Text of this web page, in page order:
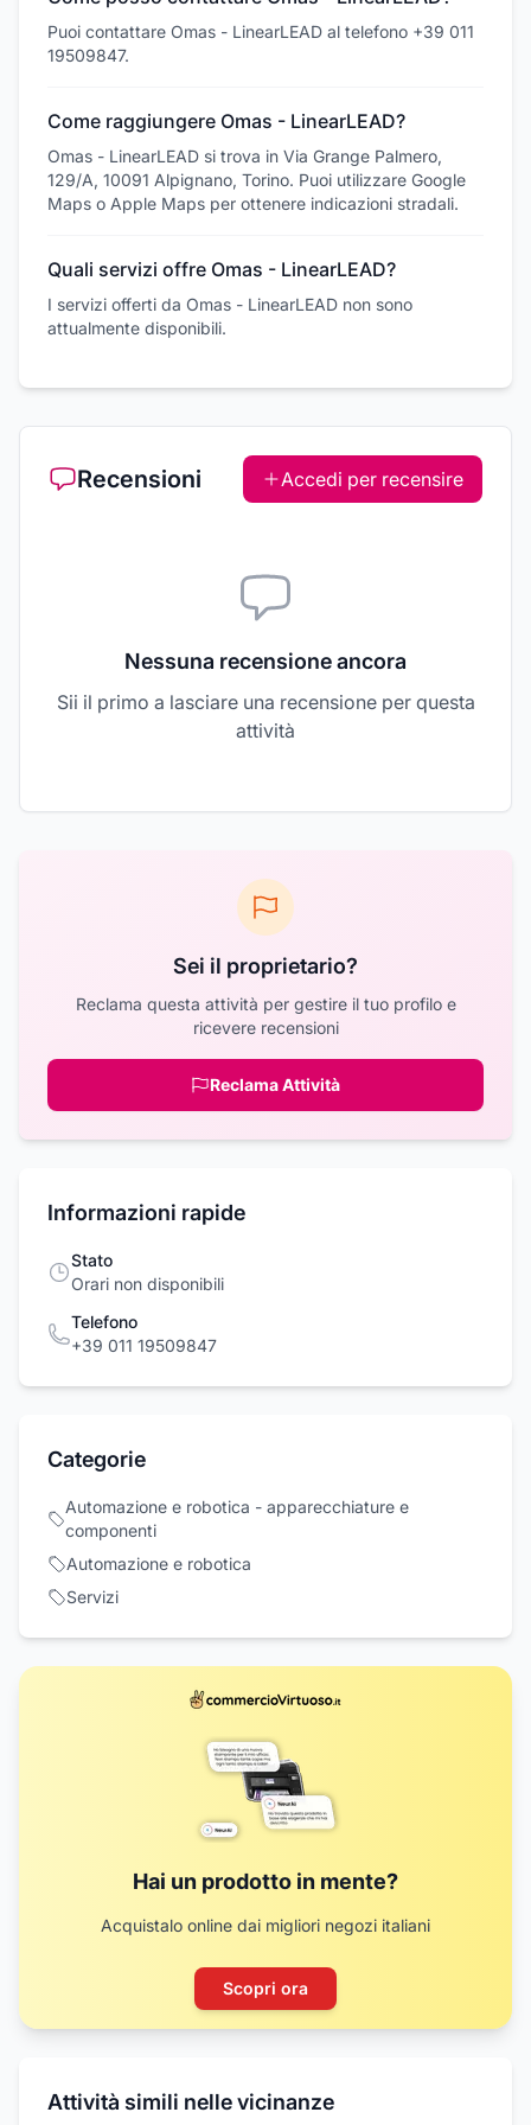
Puoi contattare Omas - LinearLEAD al telefono +39 011
19509847.
Come raggiungere Omas - LinearLEAD?
Omas - LinearLEAD si trova in Via Grange Palmero,
129/A, 10091 Alpignano, Torino. Puoi utilizzare Google
Maps o Apple Maps per ottenere indicazioni stradali.
Quali servizi offre Omas - LinearLEAD?
I servizi offerti da Omas - LinearLEAD non sono
attualmente disponibili.
Recensioni Accedi per recensire
Nessuna recensione ancora
Sii il primo a lasciare una recensione per questa
attività
Sei il proprietario?
Reclama questa attività per gestire il tuo profilo e
ricevere recensioni
Reclama Attività
Informazioni rapide
Stato
Orari non disponibili
Telefono
+39 011 19509847
Categorie
Automazione e robotica - apparecchiature e
componenti
Automazione e robotica
Servizi
Hai un prodotto in mente?
Acquistalo online dai migliori negozi italiani
Scopri ora
Attività simili nelle vicinanze